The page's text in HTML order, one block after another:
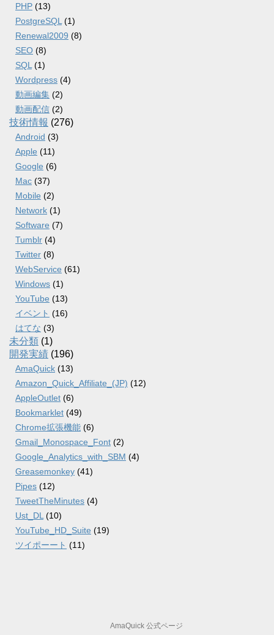
PHP (13)
PostgreSQL (1)
Renewal2009 (8)
SEO (8)
SQL (1)
Wordpress (4)
動画編集 (2)
動画配信 (2)
技術情報 (276)
Android (3)
Apple (11)
Google (6)
Mac (37)
Mobile (2)
Network (1)
Software (7)
Tumblr (4)
Twitter (8)
WebService (61)
Windows (1)
YouTube (13)
イベント (16)
はてな (3)
未分類 (1)
開発実績 (196)
AmaQuick (13)
Amazon_Quick_Affiliate_(JP) (12)
AppleOutlet (6)
Bookmarklet (49)
Chrome拡張機能 (6)
Gmail_Monospace_Font (2)
Google_Analytics_with_SBM (4)
Greasemonkey (41)
Pipes (12)
TweetTheMinutes (4)
Ust_DL (10)
YouTube_HD_Suite (19)
ツイポーート (11)
AmaQuick 公式ページ